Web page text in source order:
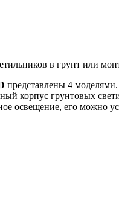
в грунт или
представлены 4
корпус грунтовых
освещение, его можно